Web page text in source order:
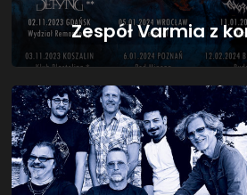
Zespół Varmia z